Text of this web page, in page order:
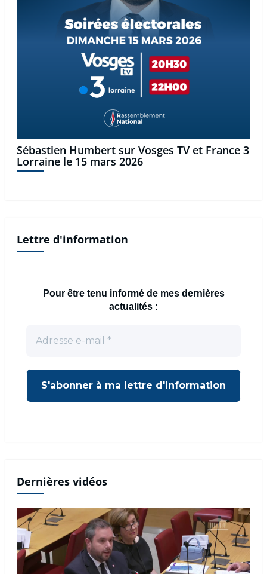
Sébastien Humbert sur Vosges TV et France 3
Lorraine le 15 mars 2026
Lettre d'information
Pour être tenu informé de mes dernières
actualités :
Dernières vidéos